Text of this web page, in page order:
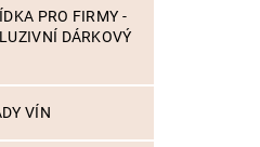
PRO FIRMY -
DÁRKOVÝ
VÍN